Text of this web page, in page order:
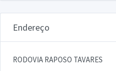
Endereço
RODOVIA RAPOSO TAVARES